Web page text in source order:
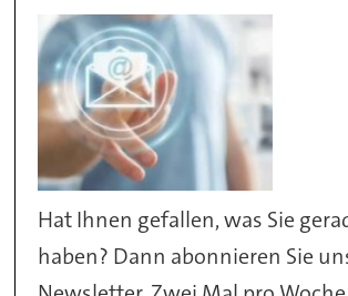
Hat Ihnen gefallen, was Sie
haben? Dann abonnieren Sie